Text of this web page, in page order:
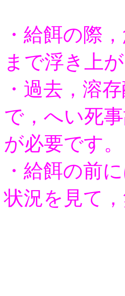
・給餌の際
まで浮き上
・過去，溶
で，へい死
が必要です。
・給餌の前
状況を見て